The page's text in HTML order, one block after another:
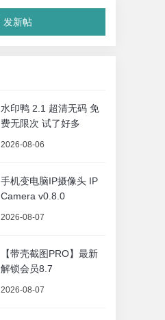
发新帖
水印鸭 2.1 超清无码 免
费无限次 试了好多
2026-08-06
手机变电脑IP摄像头 IP
Camera v0.8.0
2026-08-07
【带壳截图PRO】最新
解锁会员8.7
2026-08-07